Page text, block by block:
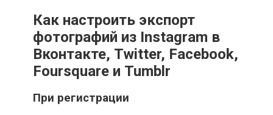
Как настроить экспорт
фотографий из Instagram в
Вконтакте, Twitter, Facebook,
Foursquare и Tumblr
При регистрации